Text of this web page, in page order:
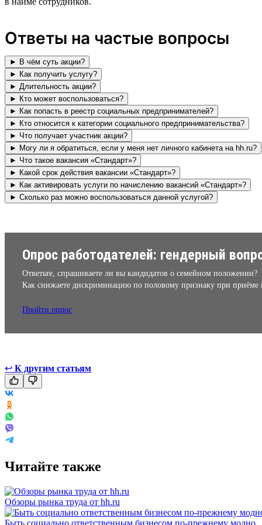
Ответы на частые вопросы
► В чём суть акции?
► Как получить услугу?
► Длительность акции?
► Кто может воспользоваться?
► Как попасть в реестр социальных предпринимателей?
► Кто относится к категории социального предпринимательства?
► Что получает участник акции?
► Могу ли я обратиться, если у меня нет личного кабинета на hh.ru?
► Что такое вакансия «Стандарт»?
► Какой срок действия вакансии «Стандарт»?
► Как активировать услуги по начислению вакансий «Стандарт»?
► Сколько раз можно воспользоваться данной услугой?
Опрос работодателей: гендерный
Ответьте, спрашиваете ли вы кандидатов о семейном положении?
Как снижаете дискриминацию по половому признаку при приёме
Пройти опрос
↩ К другим статьям
Читайте также
Обзоры рынка труда от hh.ru
Быть социально ответственным бизнесом по-прежнему модно